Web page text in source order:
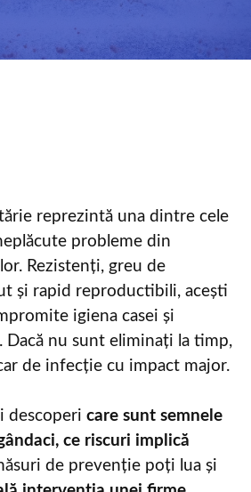
reprezintă una dintre cele
probleme din
Rezistenți, greu de
și rapid reproductibili, acești
igiena casei și
Dacă nu sunt eliminați la timp,
de infecție cu impact major.
descoperi care sunt semnele
ce riscuri implică
de prevenție poți lua și